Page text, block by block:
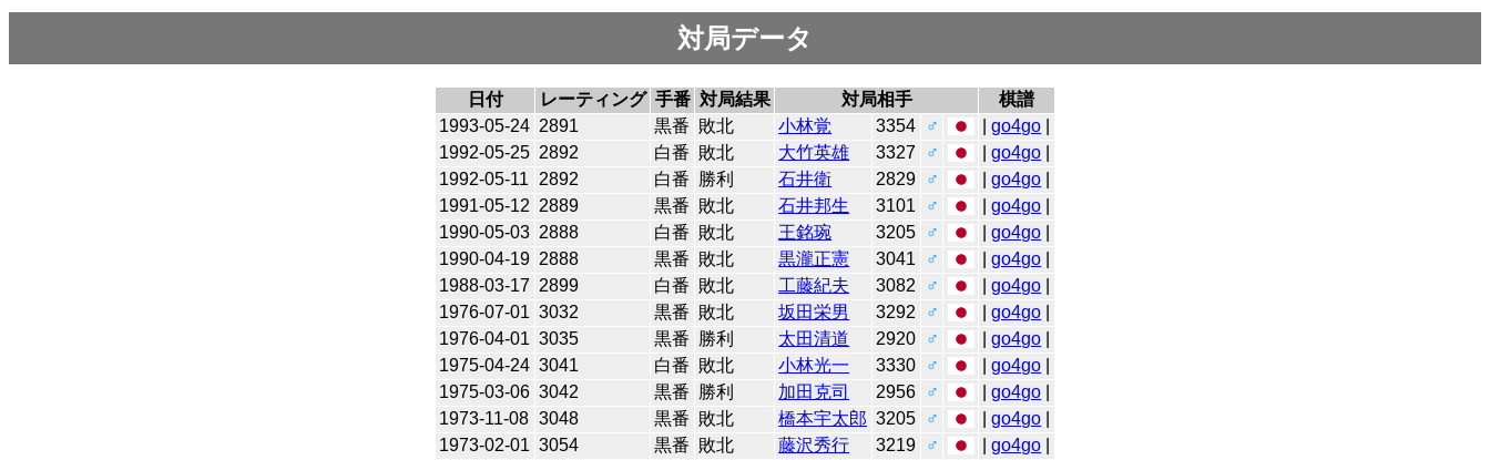
対局データ
日付 レーティング 手番 対局結果 対局相手
棋譜
1993-05-24 2891 黒番 敗北 小林覚 3354 ♂ |go4go
1992-05-25 2892 白番 敗北 大竹英雄 3327 ♂ |go4go
1992-05-11
2892 白番 勝利 石井衛 2829 ♂ |go4go
1991-05-12 2889 黒番 敗北 石井邦生 3101 ♂ |go4go
1990-05-03 2888 白番 敗北 王銘琬 3205 ♂ |go4go
1990-04-19 2888 黒番 敗北 黒瀧正憲 3041 ♂ |go4go
1988-03-17 2899 白番 敗北 工藤紀夫 3082 ♂ |go4go
1976-07-01 3032 黒番 敗北 坂田栄男 3292 ♂ |go4go
1976-04-01 3035 黒番 勝利 太田清道 2920 ♂ |go4go
1975-04-24 3041 白番 敗北 小林光一 3330 ♂ |go4go
1975-03-06 3042 黒番 勝利 加田克司 2956 ♂ |go4go
1973-11-08 3048 黒番 敗北 橋本宇太郎 3205 ♂ |go4go
1973-02-01 3054 黒番 敗北 藤沢秀行 3219 ♂ |go4go